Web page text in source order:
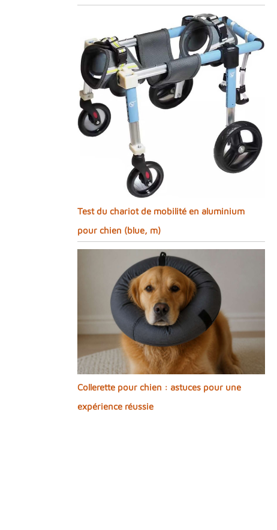
Test du chariot de mobilité en aluminium
pour chien (blue, m)
Collerette pour chien : astuces pour une
expérience réussie